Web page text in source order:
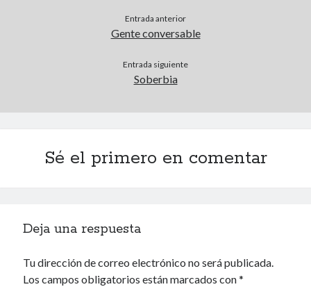
Voyeurismo
El Forat
Furia
Korochi Industries
Entrada anterior
Gente conversable
Entrada siguiente
Soberbia
Sé el primero en comentar
Deja una respuesta
Tu dirección de correo electrónico no será publicada.
Los campos obligatorios están marcados con*